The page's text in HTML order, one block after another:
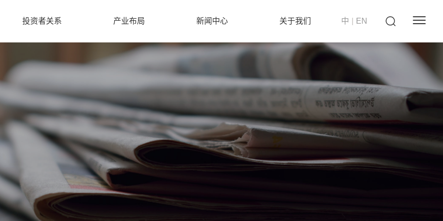
投资者关系 产业布局 新闻中心 关于我们 中 EN